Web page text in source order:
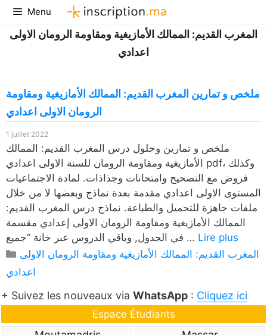
Aller
au
contenu
Menu
المغرب القديم: الممالك الأمازيغية ومقاومة الرومان الاولى
اعدادي
ملخص و تمارين المغرب القديم: الممالك الأمازيغية ومقاومة
الرومان الاولى اعدادي
1 juillet 2022
ملخص و تمارين وحلول درس المغرب القديم: الممالك
الأمازيغية ومقاومة الرومان للسنة الاولى اعدادي pdf، وكذلك
فروض مع التصحيح وامتحانات وجذاذات. لمادة الاجتماعيات
المستوى الاولى اعدادي مقدمة بعدة نماذج وبعضها لا من خلال
ملفات جاهزة للتحميل والطباعة. نماذج درس المغرب القديم:
الممالك الأمازيغية ومقاومة الرومان الاولى إعدادي مقسمة
في الجدول, وباقي الدروس عبر خانة “جميع … Lire plus
Catégories
المغرب القديم: الممالك الأمازيغية ومقاومة الرومان الاولى
اعدادي
+ Suivez les nouveaux via WhatsApp : Cliquez ici
Espace Étudiants